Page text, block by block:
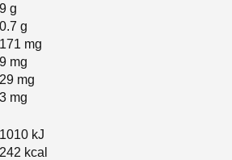
9 g
0.7 g
171 mg
9 mg
29 mg
3 mg
1010 kJ
242 kcal